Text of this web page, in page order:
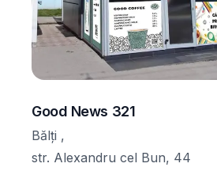
Good News 321
Bălți ,
str. Alexandru cel Bun, 44